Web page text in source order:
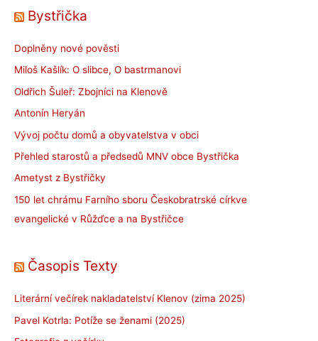
Bystřička
Doplněny nové pověsti
Miloš Kašlík: O slibce, O bastrmanovi
Oldřich Šuleř: Zbojníci na Klenově
Antonín Heryán
Vývoj počtu domů a obyvatelstva v obci
Přehled starostů a předsedů MNV obce Bystřička
Ametyst z Bystřičky
150 let chrámu Farního sboru Českobratrské církve
evangelické v Růžďce a na Bystřičce
Časopis Texty
Literární večírek nakladatelství Klenov (zima 2025)
Pavel Kotrla: Potíže se ženami (2025)